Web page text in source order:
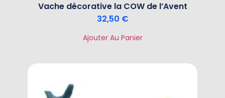
Vache décorative la COW de l’Avent
32,50 €
Ajouter Au Panier